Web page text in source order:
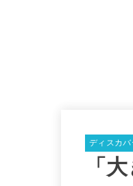
ディスカバ
「